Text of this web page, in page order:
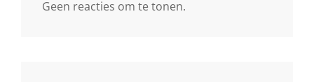
Geen reacties om te tonen.